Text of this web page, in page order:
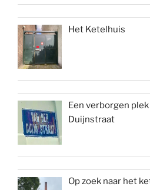
Het Ketelhuis
Een verborgen
Duijnstraat
Op zoek naar het